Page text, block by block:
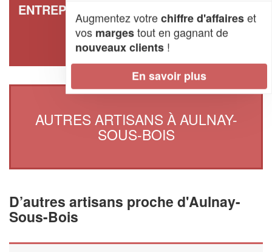
ENTREPRISE NSC COUVERTURE (SARL)
13 Allee Du Professeur Monod
93600 Aulnay-Sous-Bois
AUTRES ARTISANS À AULNAY-
SOUS-BOIS
D’autres artisans proche d'Aulnay-
Sous-Bois
Augmentez votrechiffre d'affaireset
vos margestout en gagnant de
nouveaux clients !
En savoir plus